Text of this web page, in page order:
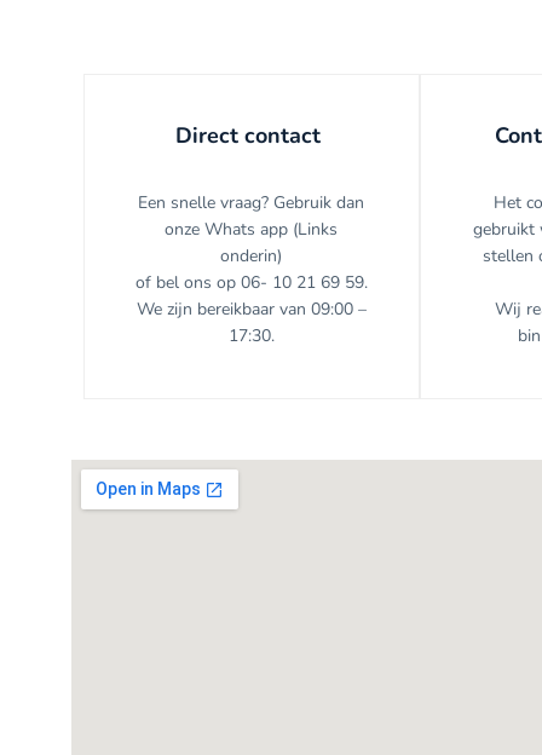
Direct contact
Een snelle vraag? Gebruik dan
onze Whats app (Links
onderin)
of bel ons op 06- 10 21 69 59.
We zijn bereikbaar van 09:00 –
17:30.
Het
gebruikt
stellen
Wij